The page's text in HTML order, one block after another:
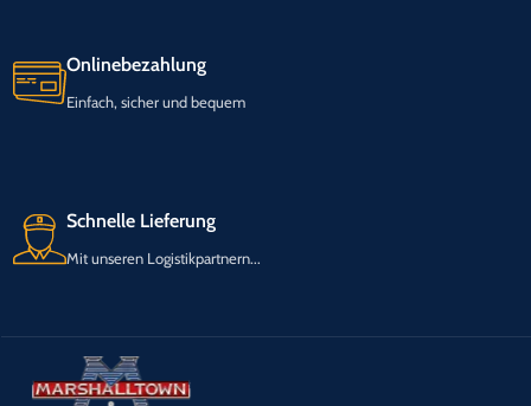
Onlinebezahlung
Einfach, sicher und bequem
Schnelle Lieferung
Mit unseren Logistikpartnern...